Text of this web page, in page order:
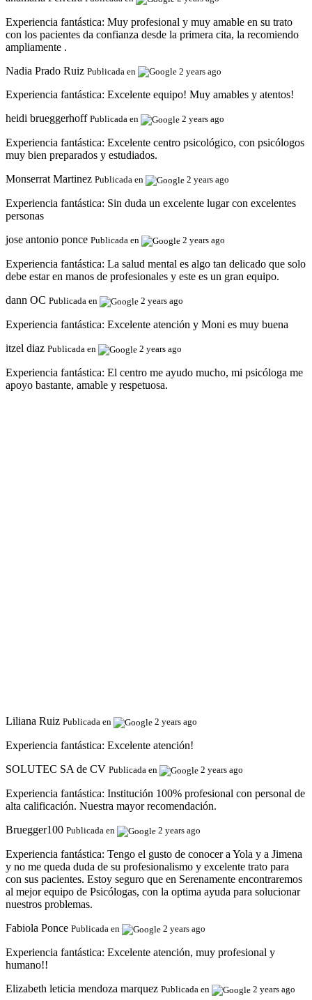
Experiencia fantástica: Muy profesional y muy amable en su trato
con los pacientes da confianza desde la primera cita, la recomiendo
ampliamente .
Nadia Prado Ruiz Publicada en 2 years ago
Experiencia fantástica: Excelente equipo! Muy amables y atentos!
heidi brueggerhoff Publicada en 2 years ago
Experiencia fantástica: Excelente centro psicológico, con psicólogos
muy bien preparados y estudiados.
Monserrat Martinez Publicada en 2 years ago
Experiencia fantástica: Sin duda un excelente lugar con excelentes
personas
jose antonio ponce Publicada en 2 years ago
Experiencia fantástica: La salud mental es algo tan delicado que solo
debe estar en manos de profesionales y este es un gran equipo.
dann OC Publicada en 2 years ago
Experiencia fantástica: Excelente atención y Moni es muy buena
itzel diaz Publicada en 2 years ago
Experiencia fantástica: El centro me ayudo mucho, mi psicóloga me
apoyo bastante, amable y respetuosa.
Liliana Ruiz Publicada en 2 years ago
Experiencia fantástica: Excelente atención!
SOLUTEC SA de CV Publicada en 2 years ago
Experiencia fantástica: Institución 100% profesional con personal de
alta calificación. Nuestra mayor recomendación.
Bruegger100 Publicada en 2 years ago
Experiencia fantástica: Tengo el gusto de conocer a Yola y a Jimena
y no me queda duda de su profesionalismo y excelente trato para
con sus pacientes. Estoy seguro que en Serenamente encontraremos
al mejor equipo de Psicólogas, con la optima ayuda para solucionar
nuestros problemas.
Fabiola Ponce Publicada en 2 years ago
Experiencia fantástica: Excelente atención, muy profesional y
humano!!
Elizabeth leticia mendoza marquez Publicada en 2 years ago